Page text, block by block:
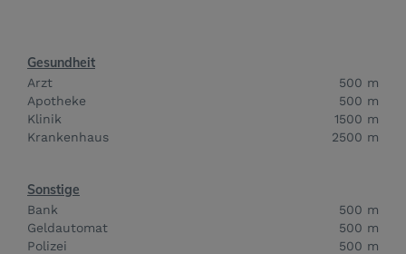
Gesundheit
Arzt
500 m
Apotheke
500 m
Klinik
1500 m
Krankenhaus
2500 m
Sonstige
Bank
500 m
Geldautomat
500 m
Polizei
500 m